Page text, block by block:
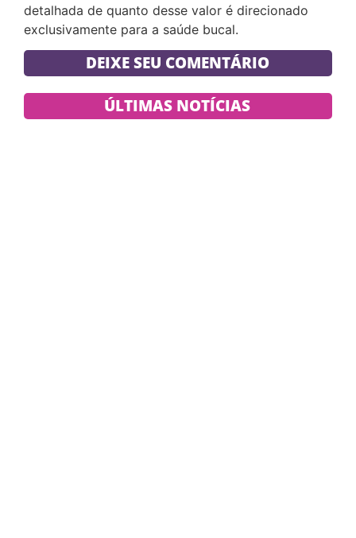
detalhada de quanto desse valor é direcionado
exclusivamente para a saúde bucal.
DEIXE SEU COMENTÁRIO
ÚLTIMAS NOTÍCIAS